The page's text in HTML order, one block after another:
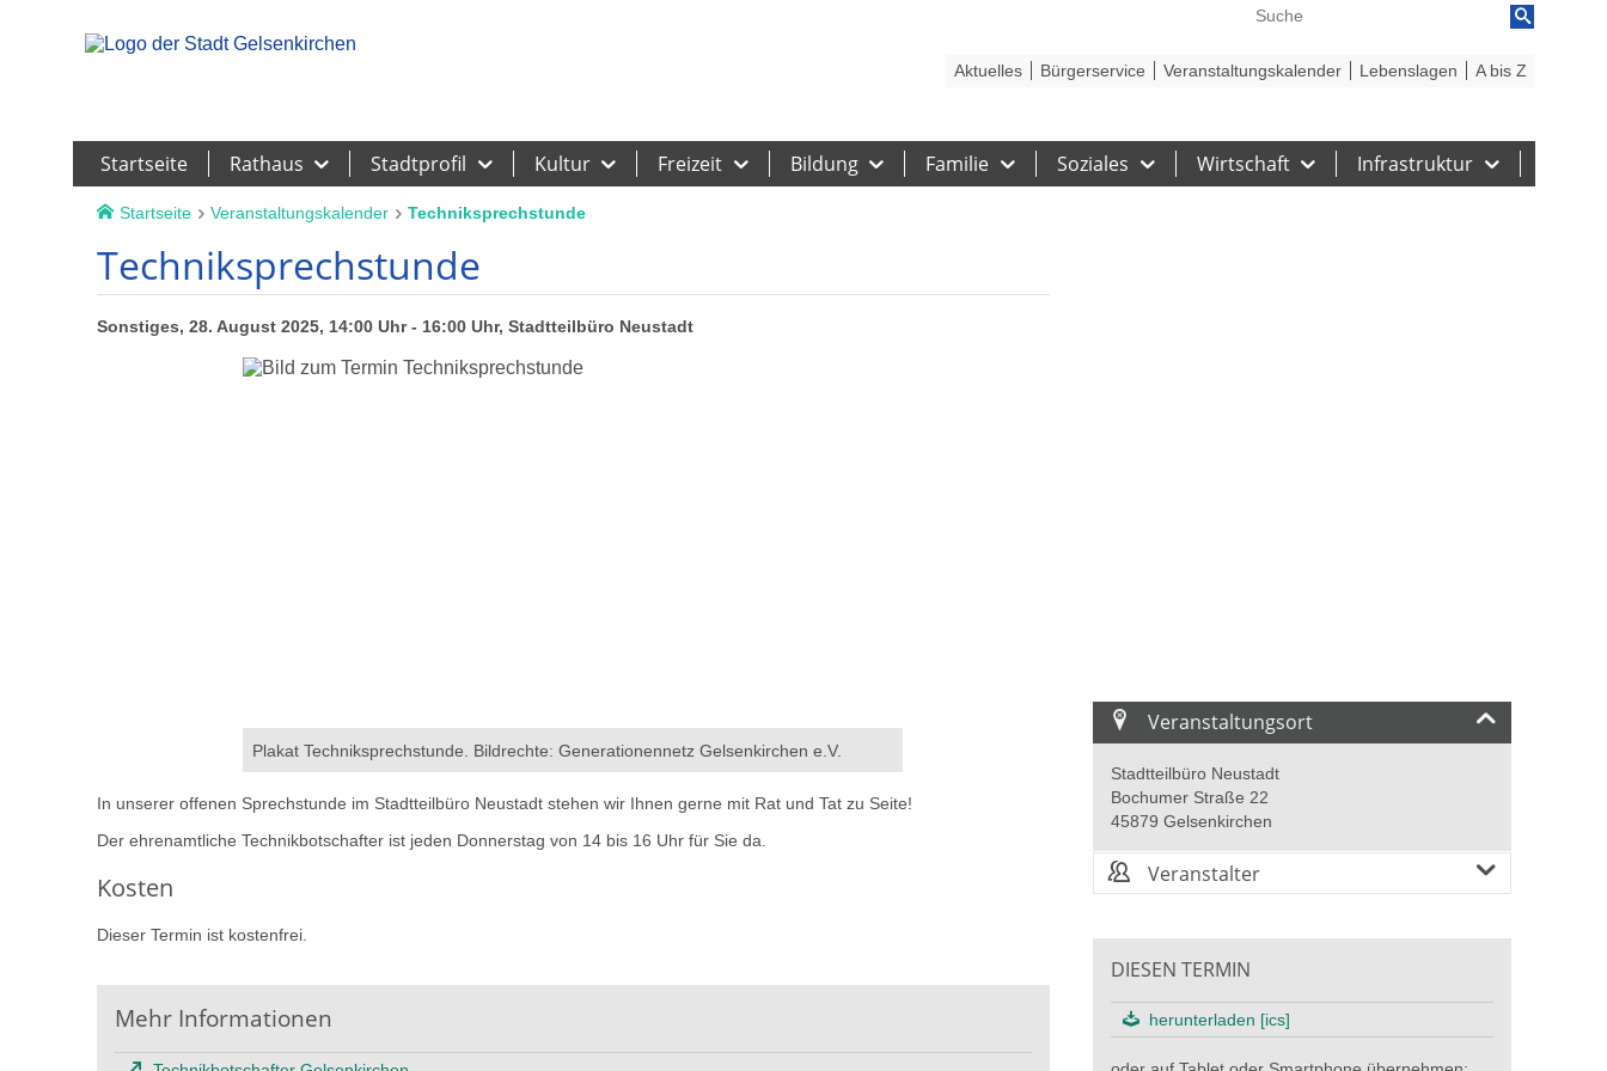
Startseite Rathaus Stadtprofil Kultur Freizeit Bildung Familie Soziales Wirtschaft Infrastruktur
Aktuelles Bürgerservice Veranstaltungskalender Lebenslagen A bis Z
Startseite Veranstaltungskalender Techniksprechstunde
Techniksprechstunde
Sonstiges, 28. August 2025, 14:00 Uhr - 16:00 Uhr, Stadtteilbüro Neustadt
Plakat Techniksprechstunde. Bildrechte: Generationennetz Gelsenkirchen e.V.
In unserer offenen Sprechstunde im Stadtteilbüro Neustadt stehen wir Ihnen gerne mit Rat und Tat zu Seite!
Der ehrenamtliche Technikbotschafter ist jeden Donnerstag von 14 bis 16 Uhr für Sie da.
Kosten
Dieser Termin ist kostenfrei.
Mehr Informationen
Veranstaltungsort
Stadtteilbüro Neustadt
Bochumer Straße 22
45879 Gelsenkirchen
Veranstalter
DIESEN TERMIN
herunterladen [ics]